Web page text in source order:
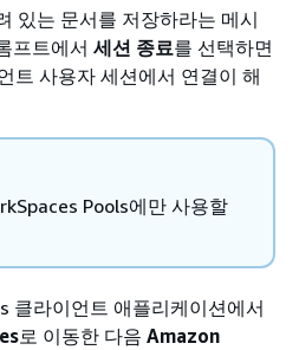
있는 문서를 저장하라는 메시
프트에서 세션 종료를 선택하면
트 사용자 세션에서 연결이 해
Pools에만 사용할
클라이언트 애플리케이션에서
로 이동한 다음 Amazon